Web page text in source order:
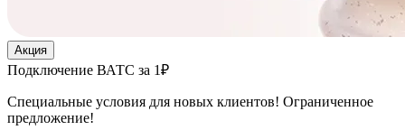
Акция
Подключение ВАТС за 1₽
Специальные условия для новых клиентов! Ограниченное
предложение!